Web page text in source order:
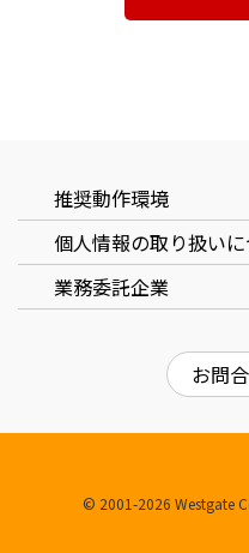
推奨動作環境
個⼈情報の取り扱い
業務委託企業
お問
© 2001-2026 Westgate